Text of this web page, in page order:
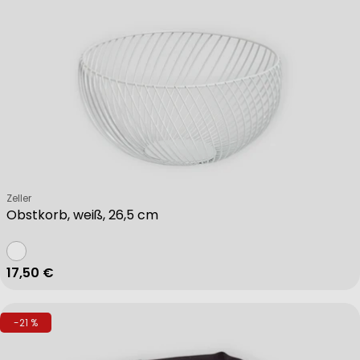
Obstkorb, weiß, 26,5 cm
Verkäufer:
Zeller
Regulärer Preis
17,50 €
-21 %